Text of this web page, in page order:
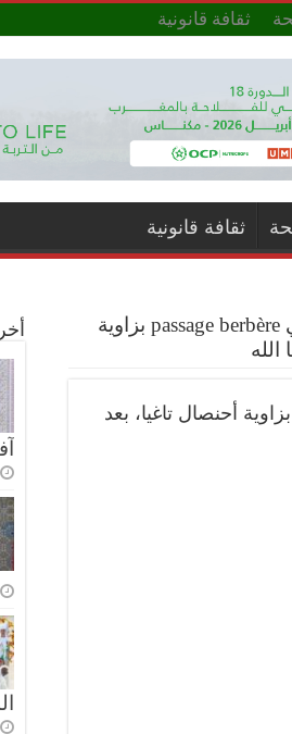
ثقافة قانونية
ثقافة قانونية
وفاة سائحة مغربية في الممر الأمازيغي passage berbère بزاوية
وفاة سائحة مغربية في الممر الأمازيغي passage berbère بزاوية أحنصال تاغيا، بعد